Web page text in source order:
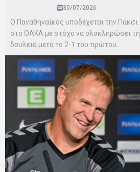
30/07/2026
Ο Παναθηναϊκός υποδέχεται την Πάκσι
στο ΟΑΚΑ με στόχο να ολοκληρώσει τη
δουλειά μετά το 2-1 του πρώτου...